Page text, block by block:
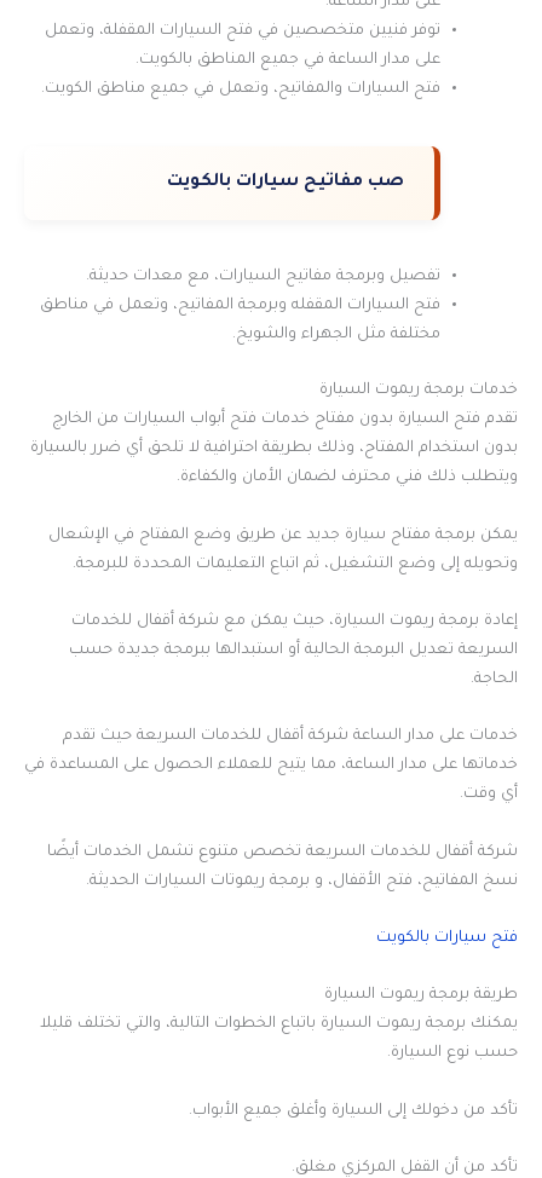
توفر فنيين متخصصين في فتح السيارات المقفلة، وتعمل
على مدار الساعة في جميع المناطق بالكويت.
فتح السيارات والمفاتيح، وتعمل في جميع مناطق الكويت.
صب مفاتيح سيارات بالكويت
تفصيل وبرمجة مفاتيح السيارات، مع معدات حديثة.
فتح السيارات المقفله وبرمجة المفاتيح، وتعمل في مناطق
مختلفة مثل الجهراء والشويخ.
خدمات برمجة ريموت السيارة
تقدم فتح السيارة بدون مفتاح خدمات فتح أبواب السيارات من الخارج
بدون استخدام المفتاح، وذلك بطريقة احترافية لا تلحق أي ضرر بالسيارة
ويتطلب ذلك فني محترف لضمان الأمان والكفاءة.
يمكن برمجة مفتاح سيارة جديد عن طريق وضع المفتاح في الإشعال
وتحويله إلى وضع التشغيل، ثم اتباع التعليمات المحددة للبرمجة.
إعادة برمجة ريموت السيارة، حيث يمكن مع شركة أقفال للخدمات
السريعة تعديل البرمجة الحالية أو استبدالها ببرمجة جديدة حسب
الحاجة.
خدمات على مدار الساعة شركة أقفال للخدمات السريعة حيث تقدم
خدماتها على مدار الساعة، مما يتيح للعملاء الحصول على المساعدة في
أي وقت.
شركة أقفال للخدمات السريعة تخصص متنوع تشمل الخدمات أيضًا
نسخ المفاتيح، فتح الأقفال، و برمجة ريموتات السيارات الحديثة.
فتح سيارات بالكويت
طريقة برمجة ريموت السيارة
يمكنك برمجة ريموت السيارة باتباع الخطوات التالية، والتي تختلف قليلا
حسب نوع السيارة.
تأكد من دخولك إلى السيارة وأغلق جميع الأبواب.
تأكد من أن القفل المركزي مغلق.